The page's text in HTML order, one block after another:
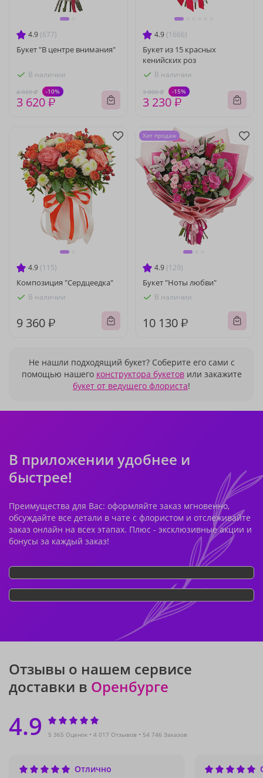
4.9 (677)
Букет "В центре внимания"
В наличии
4 020 ₽ -10%
3 620 ₽
4.9 (1666)
Букет из 15 красных
кенийских роз
В наличии
3 800 ₽ -15%
3 230 ₽
4.9 (115)
Композиция "Сердцеедка"
В наличии
9 360 ₽
4.9 (129)
Букет "Ноты любви"
В наличии
10 130 ₽
Хит продаж
Не нашли подходящий букет? Соберите его сами с
помощью нашего конструктора букетовили закажите
букет от ведущего флориста!
В приложении удобнее и
быстрее!
Преимущества для Вас: оформляйте заказ мгновенно,
обсуждайте все детали в чате с флористом и отслеживайте
заказ онлайн на всех этапах. Плюс - эксклюзивные акции и
бонусы за каждый заказ!
Отзывы о нашем сервисе
доставки в Оренбурге
4.9 5 365 Оценок 4 017 Отзывов 54 746 Заказов
Отлично